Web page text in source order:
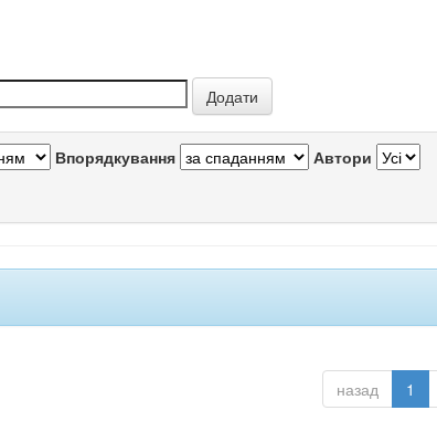
Впорядкування Автори
назад 1